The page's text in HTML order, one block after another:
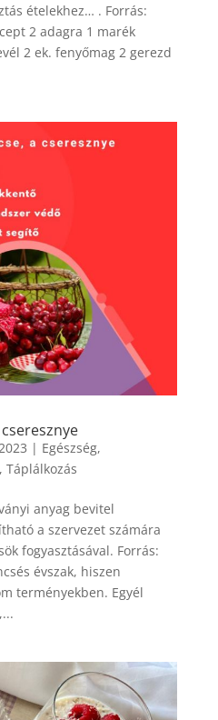
ételekhez… . Forrás:
2 adagra 1 marék
2 ek. fenyőmag 2 gerezd
| Egészség,
Táplálkozás
anyag bevitel
a szervezet számára
fogyasztásával. Forrás:
évszak, hiszen
terményekben. Egyél